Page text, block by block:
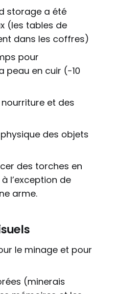
storage a été
(les tables de
dans les coffres)
pour
peau en cuir (-10
et des
des objets
des torches en
l’exception de
arme.
le minage et pour
(minerais